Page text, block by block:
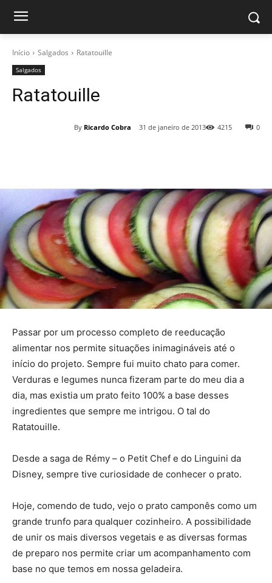
Início Salgados Ratatouille
Salgados
Ratatouille
By Ricardo Cobra 31 de janeiro de 2013 0
4215
Passar por um processo completo de reeducação
alimentar nos permite situações inimagináveis até o
início do projeto. Sempre fui muito chato para comer.
Verduras e legumes nunca fizeram parte do meu dia a
dia, mas existia um prato feito 100% a base desses
ingredientes que sempre me intrigou. O tal do
Ratatouille.
Desde a saga de Rémy – o Petit Chef e do Linguini da
Disney, sempre tive curiosidade de conhecer o prato.
Hoje, comendo de tudo, vejo o prato camponês como um
grande trunfo para qualquer cozinheiro. A possibilidade
de unir os mais diversos vegetais e as diversas formas
de preparo nos permite criar um acompanhamento com
base no que temos em nossa geladeira.